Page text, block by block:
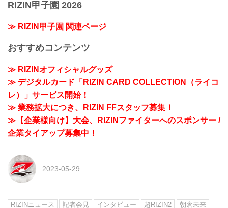
RIZIN甲子園 2026
≫ RIZIN甲子園 関連ページ
おすすめコンテンツ
≫ RIZINオフィシャルグッズ
≫ デジタルカード「RIZIN CARD COLLECTION（ライコ
レ）」サービス開始！
≫ 業務拡大につき、RIZIN FFスタッフ募集！
≫【企業様向け】大会、RIZINファイターへのスポンサー /
企業タイアップ募集中！
2023-05-29
RIZINニュース 記者会見 インタビュー 超RIZIN2 朝倉未来